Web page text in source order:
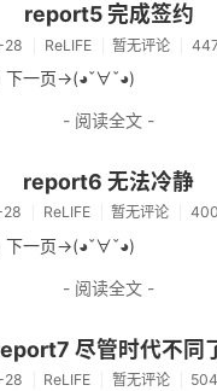
report5 完成签约
28 ReLIFE 暂无评论
下一页->(◕ˇ∀ˇ◕)
- 阅读全文 -
report6 无法冷静
ReLIFE 暂无评论
下一页->(◕ˇ∀ˇ◕)
- 阅读全文 -
尽管时代不同
28 ReLIFE 暂无评论